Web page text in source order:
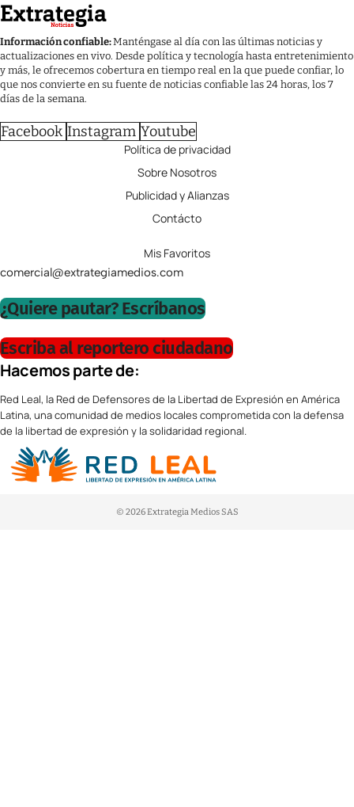
Información confiable:Manténgase al día con las últimas noticias y
actualizaciones en vivo. Desde política y tecnología hasta entretenimiento
y más, le ofrecemos cobertura en tiempo real en la que puede confiar, lo
que nos convierte en su fuente de noticias confiable las 24 horas, los 7
días de la semana.
Facebook Instagram Youtube
Política de privacidad
Sobre Nosotros
Publicidad y Alianzas
Contácto
Mis Favoritos
comercial@extrategiamedios.com
¿Quiere pautar? Escríbanos
Escriba al reportero ciudadano
Hacemos parte de:
Red Leal, la Red de Defensores de la Libertad de Expresión en América
Latina, una comunidad de medios locales comprometida con la defensa
de la libertad de expresión y la solidaridad regional.
© 2026 Extrategia Medios SAS